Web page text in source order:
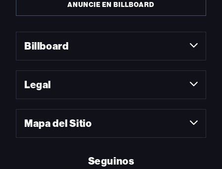
ANUNCIE EN BILLBOARD
Billboard
Legal
Mapa del Sitio
Seguinos